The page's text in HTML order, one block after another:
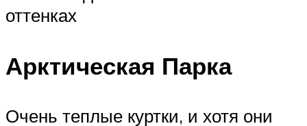
оттенках
Арктическая Парка
Очень теплые куртки, и хотя они